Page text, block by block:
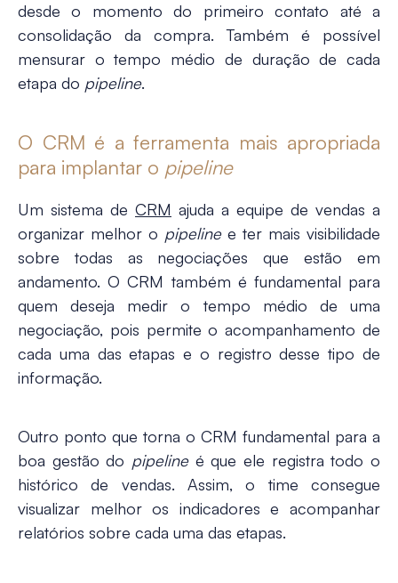
desde o momento do primeiro contato até a
consolidação da compra. Também é possível
mensurar o tempo médio de duração de cada
etapa do pipeline.
O CRM é a ferramenta mais apropriada
para implantar o pipeline
Um sistema de CRM ajuda a equipe de vendas a
organizar melhor o pipeline e ter mais visibilidade
sobre todas as negociações que estão em
andamento. O CRM também é fundamental para
quem deseja medir o tempo médio de uma
negociação, pois permite o acompanhamento de
cada uma das etapas e o registro desse tipo de
informação.
Outro ponto que torna o CRM fundamental para a
boa gestão do pipeline é que ele registra todo o
histórico de vendas. Assim, o time consegue
visualizar melhor os indicadores e acompanhar
relatórios sobre cada uma das etapas.